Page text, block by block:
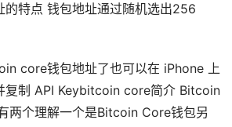
的特点 钱包地址通过随机选出256
core钱包地址了也可以在 iPhone 上
复制 API Keybitcoin core简介 Bitcoin
两个理解一个是Bitcoin Core钱包另